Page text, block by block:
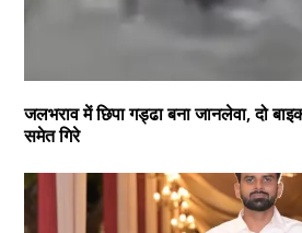
जलभराव में छिपा गड्ढा बना जानलेवा, दो
समेत गिरे